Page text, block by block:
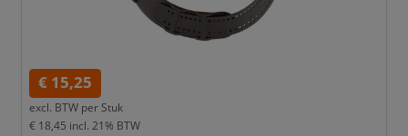
€ 15,25
excl. BTW per Stuk
€ 18,45 incl. 21% BTW